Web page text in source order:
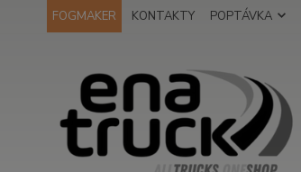
FOGMAKER KONTAKTY POPTÁVKA